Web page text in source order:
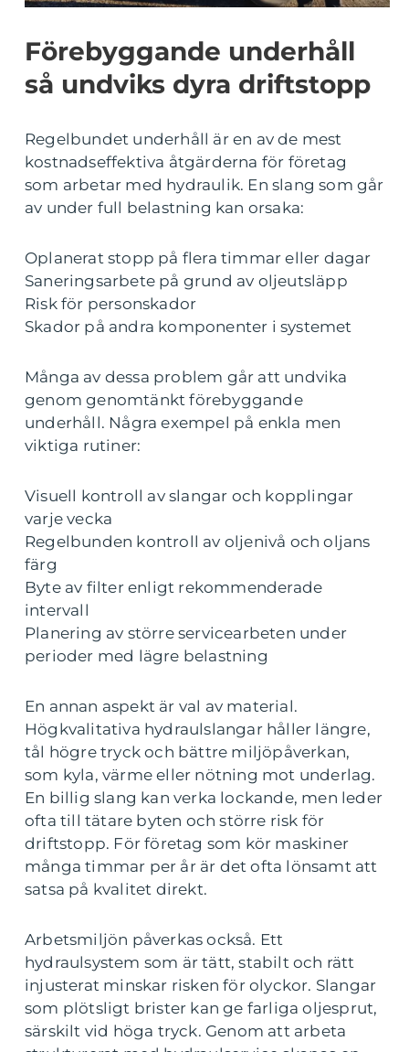
Förebyggande underhåll
så undviks dyra driftstopp
Regelbundet underhåll är en av de mest
kostnadseffektiva åtgärderna för företag
som arbetar med hydraulik. En slang som går
av under full belastning kan orsaka:
Oplanerat stopp på flera timmar eller dagar
Saneringsarbete på grund av oljeutsläpp
Risk för personskador
Skador på andra komponenter i systemet
Många av dessa problem går att undvika
genom genomtänkt förebyggande
underhåll. Några exempel på enkla men
viktiga rutiner:
Visuell kontroll av slangar och kopplingar
varje vecka
Regelbunden kontroll av oljenivå och oljans
färg
Byte av filter enligt rekommenderade
intervall
Planering av större servicearbeten under
perioder med lägre belastning
En annan aspekt är val av material.
Högkvalitativa hydraulslangar håller längre,
tål högre tryck och bättre miljöpåverkan,
som kyla, värme eller nötning mot underlag.
En billig slang kan verka lockande, men leder
ofta till tätare byten och större risk för
driftstopp. För företag som kör maskiner
många timmar per år är det ofta lönsamt att
satsa på kvalitet direkt.
Arbetsmiljön påverkas också. Ett
hydraulsystem som är tätt, stabilt och rätt
injusterat minskar risken för olyckor. Slangar
som plötsligt brister kan ge farliga oljesprut,
särskilt vid höga tryck. Genom att arbeta